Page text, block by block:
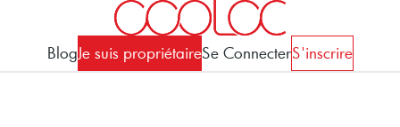
BlogJe suis propriétaireSe ConnecterS'inscrire